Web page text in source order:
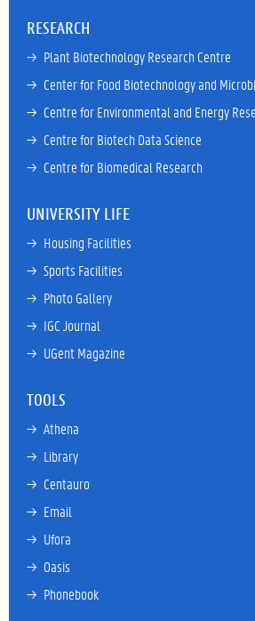
RESEARCH
→ Plant Biotechnology Research Centre
→ Center for Food Biotechnology and
→ Centre for Environmental and Energy
→ Centre for Biotech Data Science
→ Centre for Biomedical Research
UNIVERSITY LIFE
→ Housing Facilities
→ Sports Facilities
→ Photo Gallery
→ IGC Journal
→ UGent Magazine
TOOLS
→ Athena
→ Library
→ Centauro
→ Email
→ Ufora
→ Oasis
→ Phonebook